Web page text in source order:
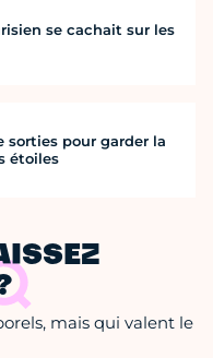
se cachait sur les
sorties pour garder la
étoiles
mais qui valent le